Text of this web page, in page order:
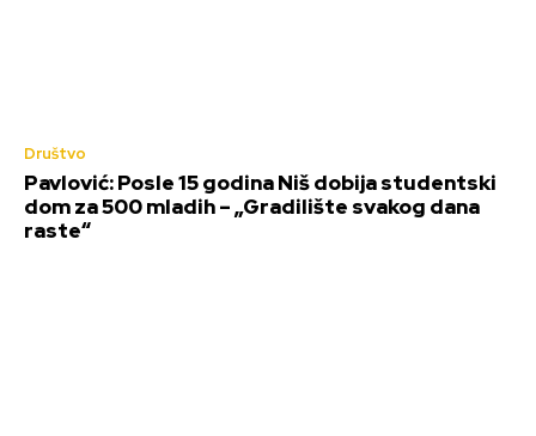
Društvo
Pavlović: Posle 15 godina Niš dobija studentski
dom za 500 mladih – „Gradilište svakog dana
raste“